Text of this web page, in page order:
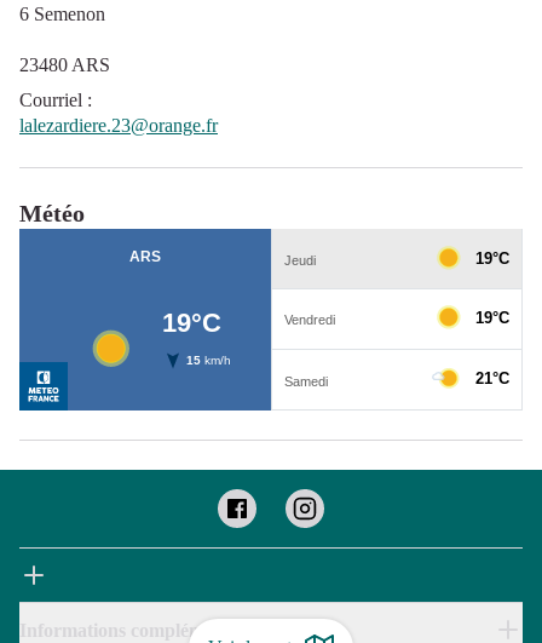
6 Semenon
23480 ARS
Courriel :
lalezardiere.23@orange.fr
Météo
Informations complémentaires